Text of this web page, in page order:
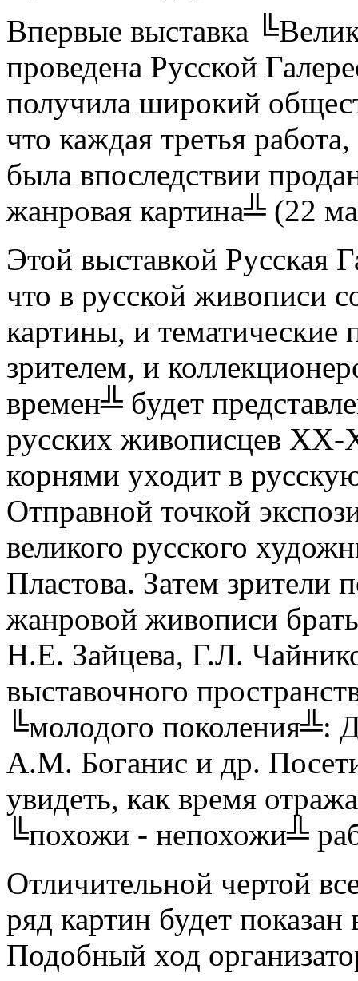
Впервые выставка
проведена Русской
получила широкий
что каждая третья
была впоследствии
жанровая картина╩ (22
Этой выставкой Русская
что в русской живописи
картины, и тематические
зрителем, и
времен╩ будет
русских живописцев ХХ-
корнями уходит в
Отправной точкой
великого русского
Пластова. Затем зрители
жанровой живописи
Н.Е. Зайцева, Г.Л.
выставочного
╚молодого
А.М. Боганис и др.
увидеть, как время
╚похожи - непохожи╩
Отличительной чертой
ряд картин будет
Подобный ход